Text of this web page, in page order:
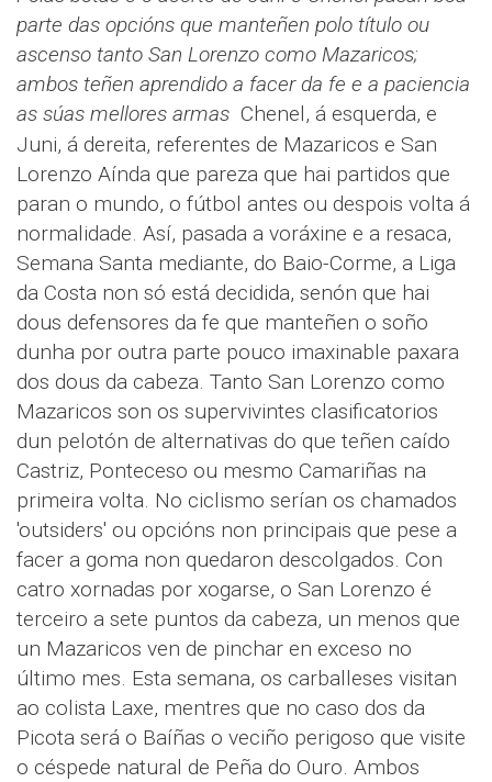
parte das opcións que manteñen polo título ou
ascenso tanto San Lorenzo como Mazaricos;
ambos teñen aprendido a facer da fe e a paciencia
as súas mellores armas Chenel, á esquerda, e
Juni, á dereita, referentes de Mazaricos e San
Lorenzo Aínda que pareza que hai partidos que
paran o mundo, o fútbol antes ou despois volta á
normalidade. Así, pasada a voráxine e a resaca,
Semana Santa mediante, do Baio-Corme, a Liga
da Costa non só está decidida, senón que hai
dous defensores da fe que manteñen o soño
dunha por outra parte pouco imaxinable paxara
dos dous da cabeza. Tanto San Lorenzo como
Mazaricos son os supervivintes clasificatorios
dun pelotón de alternativas do que teñen caído
Castriz, Ponteceso ou mesmo Camariñas na
primeira volta. No ciclismo serían os chamados
'outsiders' ou opcións non principais que pese a
facer a goma non quedaron descolgados. Con
catro xornadas por xogarse, o San Lorenzo é
terceiro a sete puntos da cabeza, un menos que
un Mazaricos ven de pinchar en exceso no
último mes. Esta semana, os carballeses visitan
ao colista Laxe, mentres que no caso dos da
Picota será o Baíñas o veciño perigoso que visite
o céspede natural de Peña do Ouro. Ambos